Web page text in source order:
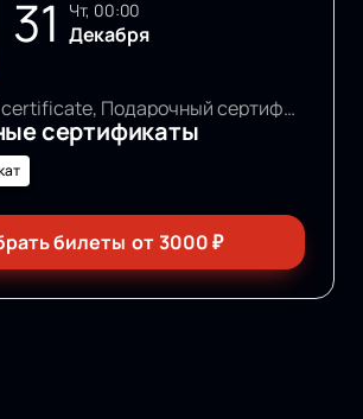
31 чт, 00:00
Декабря
Москва, Gift certificate, Подарочный сертификат
сертификаты
билеты от 3000₽